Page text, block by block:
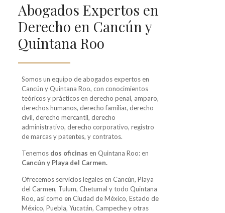
Abogados Expertos en
Derecho en Cancún y
Quintana Roo
Somos un equipo de abogados expertos en
Cancún y Quintana Roo, con conocimientos
teóricos y prácticos en derecho penal, amparo,
derechos humanos, derecho familiar, derecho
civil, derecho mercantil, derecho
administrativo, derecho corporativo, registro
de marcas y patentes, y contratos.
Tenemos dos oficinas en Quintana Roo: en
Cancún y Playa del Carmen.
Ofrecemos servicios legales en Cancún, Playa
del Carmen, Tulum, Chetumal y todo Quintana
Roo, así como en Ciudad de México, Estado de
México, Puebla, Yucatán, Campeche y otras